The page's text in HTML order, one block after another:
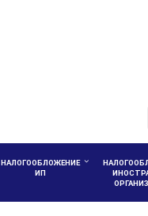
НАЛОГООБЛОЖЕНИЕ
ИП